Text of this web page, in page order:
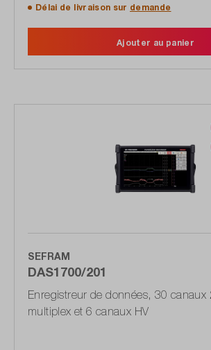
Délai de livraison sur demande
Ajouter au panier
SEFRAM
DAS1700/201
Enregistreur de données, 30 canaux
multiplex et 6 canaux HV